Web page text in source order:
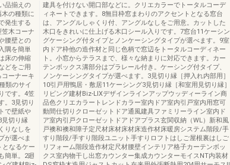
品揃えの
の種類に
発生する
木コーナ
腰壁との
隅を簡単
床の伸縮
どをご用
ーナーキ
類のサイ
です。4笠
。3見切り
で壁紙や
見切り縁
りなしを
が選べま
となるケー
簡単。2廻
建具を付けない開口部などに。クリエカラーでトータルコーデ
ィネートできます。8無目枠窓まわりのアクセントとなる窓台
は、アングルしゃくり付、アングルなしをご用意。カットした
木口をきれいに仕上げる木口シール入りです。7窓台11ケーシン
グケーシング付タイプとノンケーシングタイプが選べます。9室
内ドア枠他の造作材と同じ色柄で窓辺をトータルコーディネー
ト。小窓からテラスまで、様々な納まりに対応できます。カー
テンボックス溝部分はプラレール付き。ケーシング付タイプ、
ノンケーシングタイプが選べます。3見切り縁［押入れ内部用］
10引戸用鴨居・敷居11ケーシング3見切り縁［和室用見切り縁］
リビング建材Biz-LIXデザインラインアップウッディーライン商
品色クリエカラートレンドカラー室内ドア室内引戸室内用窓可
動間仕切りクローゼットドア通風建具ファミリーライン室内ド
ア室内引戸クローゼットドアドアプラス玄関収納（WL）新和風
戸襖和襖和障子定尺材床材床材床造作材床暖房システム階段/手
すり階段/手すり階段ユニット手すりロフトはしご屋根裏はしご
リフォーム階段造作材定尺材腰壁インテリア格子カーテンボッ
クス室内物干し出窓カウンター集成カウンターモイスNT内装材